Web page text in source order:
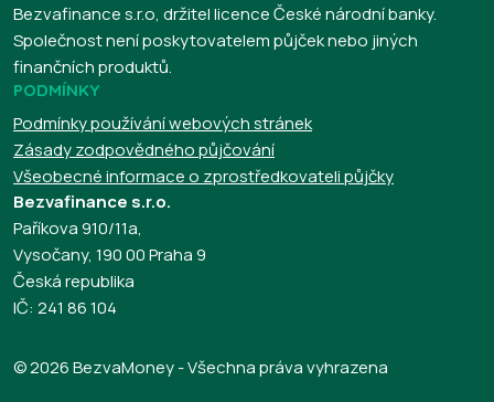
Bezvafinance s.r.o, držitel licence České národní banky.
Společnost není poskytovatelem půjček nebo jiných
finančních produktů.
PODMÍNKY
Podmínky používání webových stránek
Zásady zodpovědného půjčování
Všeobecné informace o zprostředkovateli půjčky
Bezvafinance s.r.o.
Paříkova 910/11a,
Vysočany, 190 00 Praha 9
Česká republika
IČ: 241 86 104
© 2026 BezvaMoney - Všechna práva vyhrazena